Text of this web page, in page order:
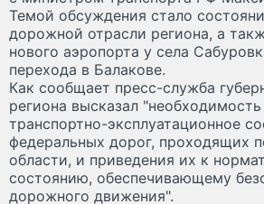
Темой обсуждения стало
дорожной отрасли региона, а
нового аэропорта у села
перехода в Балакове.
Как сообщает пресс-служба
региона высказал
транспортно-эксплуатационное
федеральных дорог, проходящих
области, и приведения их к
состоянию, обеспечивающему
дорожного движения".